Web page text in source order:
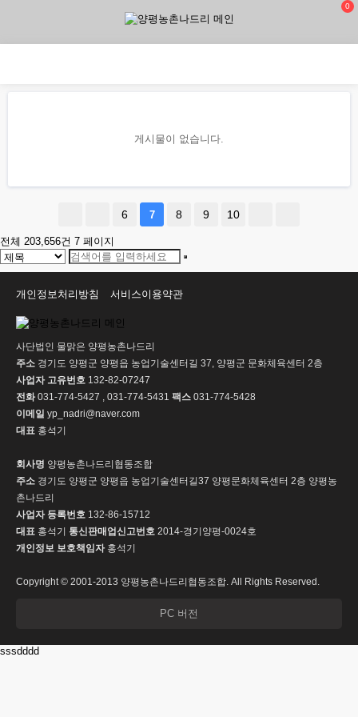
0
게시물이 없습니다.
6 7 8 9 10
전체 203,656건 7 페이지
개인정보처리방침 서비스이용약관
사단법인 물맑은 양평농촌나드리
주소 경기도 양평군 양평읍 농업기술센터길 37, 양평군 문화체육센터 2층
사업자 고유번호 132-82-07247
전화031-774-5427 , 031-774-5431 팩스 031-774-5428
이메일 yp_nadri@naver.com
대표 홍석기
회사명 양평농촌나드리협동조합
주소 경기도 양평군 양평읍 농업기술센터길37 양평문화체육센터 2층 양평농
촌나드리
사업자 등록번호 132-86-15712
대표 홍석기 통신판매업신고번호 2014-경기양평-0024호
개인정보 보호책임자홍석기
Copyright © 2001-2013 양평농촌나드리협동조합. All Rights Reserved.
PC 버전
sssdddd